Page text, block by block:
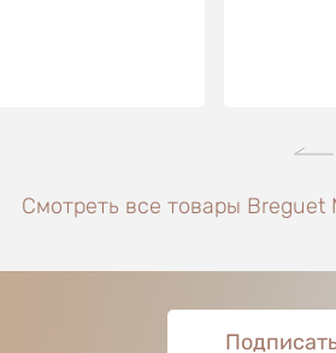
Смотреть все товары Breguet